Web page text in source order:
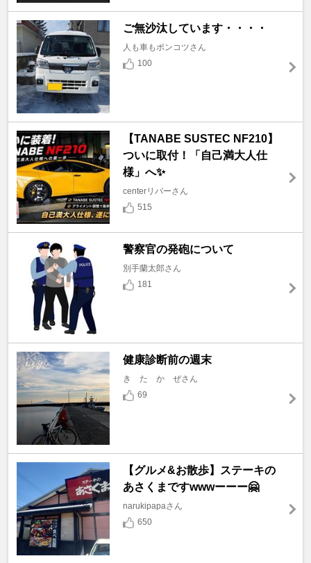
ご無沙汰しています・・・・
人も車もポンコツさん
100
【TANABE SUSTEC NF210】
ついに取付！「自己満大人仕
様」へ✨
centerリバーさん
515
警察官の発砲について
別手蘭太郎さん
181
健康診断前の週末
き た か ぜさん
69
【グルメ&お散歩】ステーキの
あさくまですwwwーーー🤗
narukipapaさん
650